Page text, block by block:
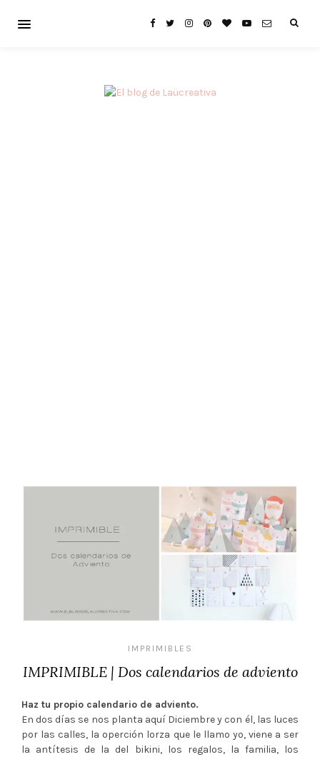
IMPRIMIBLES
IMPRIMIBLE | Dos calendarios de adviento
Haz tu propio calendario de adviento.
En dos días se nos planta aquí Diciembre y con él, las luces
por las calles, la operción lorza que le llamo yo, viene a ser
la antítesis de la del bikini, los regalos, la familia, los